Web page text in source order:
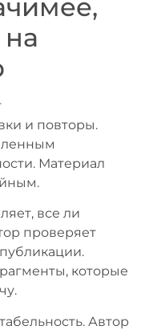
и повторы.
Материал
все ли
проверяет
которые
Автор